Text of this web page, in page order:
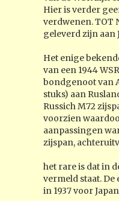
Hier is verder
verdwenen. TOT
geleverd zijn aan
Het enige
van een 1944
bondgenoot van
stuks) aan
Russich M72
voorzien
aanpassingen
zijspan,
het rare is dat in
vermeld staat. De
in 1937 voor